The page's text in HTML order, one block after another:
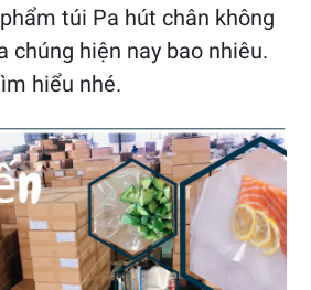
túi Pa hút chân không
chúng hiện nay bao nhiêu.
hiểu nhé.